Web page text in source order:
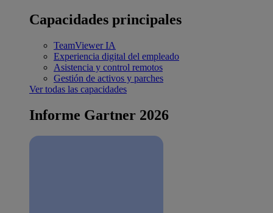
Capacidades principales
TeamViewer IA
Experiencia digital del empleado
Asistencia y control remotos
Gestión de activos y parches
Ver todas las capacidades
Informe Gartner 2026